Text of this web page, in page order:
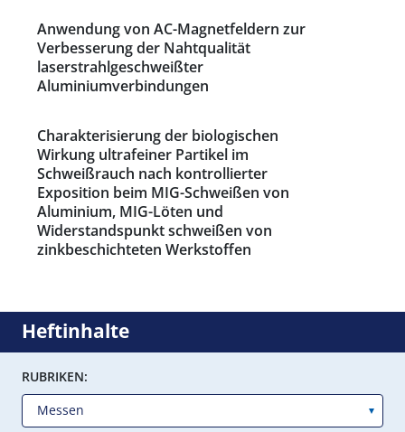
Anwendung von AC-Magnetfeldern zur
Verbesserung der Nahtqualität
laserstrahlgeschweißter
Aluminiumverbindungen
Charakterisierung der biologischen
Wirkung ultrafeiner Partikel im
Schweißrauch nach kontrollierter
Exposition beim MIG-Schweißen von
Aluminium, MIG-Löten und
Widerstandspunkt schweißen von
zinkbeschichteten Werkstoffen
Heftinhalte
RUBRIKEN: